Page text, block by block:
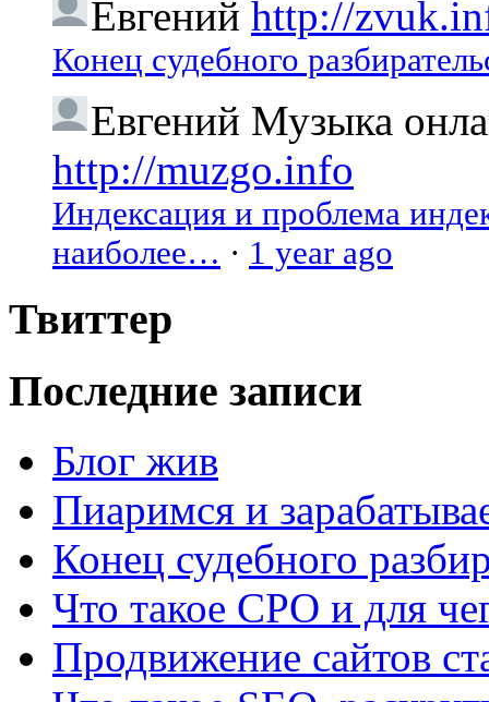
Евгений http://
Конец судебного
Евгений Музыка
http://muzgo.info
Индексация и проблема
наиболее… · 1 year ago
Твиттер
Последние записи
Блог жив
Пиаримся и
Конец судебного
Что такое СРО и для
Продвижение сайтов